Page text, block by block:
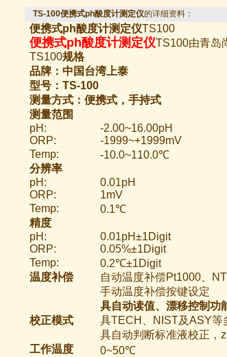
TS-100便携式ph酸度计测定仪的详细资料：
便携式ph酸度计测定仪TS100
便携式ph酸度计测定仪TS100由青岛
TS100规格
品牌：中国台湾上泰
型号：TS-100
测量方式：便携式，手持式
测量范围
pH:
-2.00~16.00pH
ORP:
-1999~+1999mV
Temp:
-10.0~110.0℃
分辨率
pH:
0.01pH
ORP:
1mV
Temp:
0.1℃
精度
pH:
0.01pH±1Digit
ORP:
0.05%±1Digit
Temp:
0.2℃±1Digit
温度补偿
自动温度补偿Pt1000、
手动温度补偿按键设定
具自动读值、漂移控制功
校正模式
具TECH、NIST及ASY等
具自动判断标准液校正，
工作温度
0~50℃